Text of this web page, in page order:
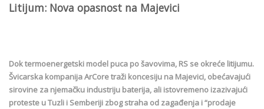
Litijum: Nova opasnost na Majevici
Dok termoenergetski model puca po šavovima, RS se okreće litijumu.
Švicarska kompanija ArCore traži koncesiju na Majevici, obećavajući
sirovine za njemačku industriju baterija, ali istovremeno izazivajući
proteste u Tuzli i Semberiji zbog straha od zagađenja i “prodaje